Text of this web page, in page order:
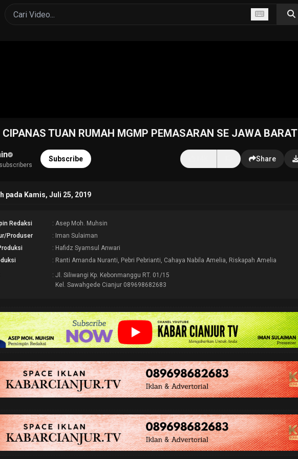
CIPANAS TUAN RUMAH MGMP PEMASARAN SE JAWA BARAT
Subscribe Share
pada Kamis, Juli 25, 2019
Redaksi
: Asep Moh. Muhsin
Produser
: Iman Sulaiman
: Hafidz Syamsul Anwari
: Ranti Amanda Nuranti, Pebri Pebrianti, Cahaya Nabila Amelia, Riskapah Amelia
: Jl. Siliwangi Kp. Kebonmanggu RT. 01/15
Kel. Sawahgede Cianjur 089698682683